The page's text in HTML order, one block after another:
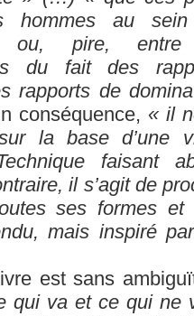
hommes au sein
ou, pire,
du fait des
rapports de
conséquence, « il
la base d’une
faisant
il s’agit de
ses formes
mais inspiré
est sans
qui va et ce qui ne